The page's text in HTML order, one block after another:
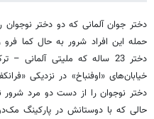
دختر جوان آلمانی که دو دختر
حمله این افراد شرور به حال کما
دختر 23 ساله که ملیتی
خیابان‌های «اوفنباخ» در نزدیکی
دختر نوجوان را از دست دو مرد
حالی که با دوستانش در پارکینگ